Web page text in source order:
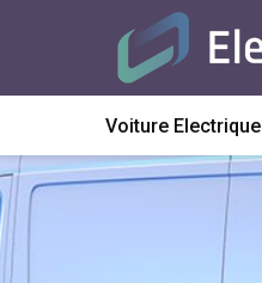
Voiture Electrique